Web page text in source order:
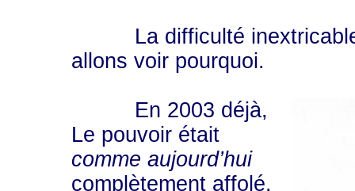
La difficulté inextricable
allons voir pourquoi.
En 2003 déjà,
Le pouvoir était
comme aujourd’hui
complètement affolé.